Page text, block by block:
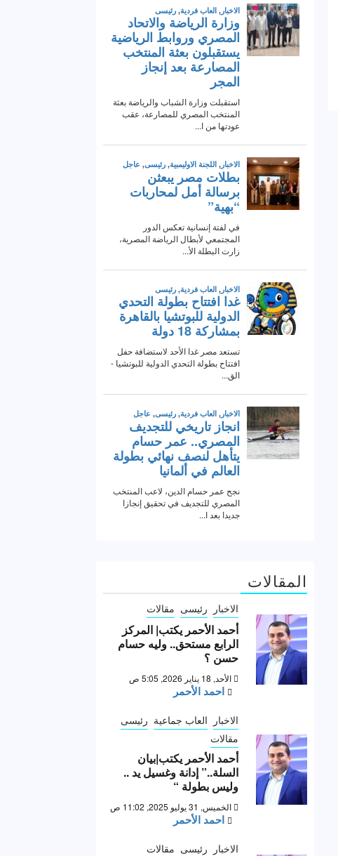
المقالات
الاخبار رئيسى مقالات
أحمد الأحمر يكتب| المركز
الرابع مستحق.. وليه حسام
حسن ؟
الأحد, 18 يناير 2026, 5:05 ص
احمد الأحمر
الاخبار العاب جماعية رئيسى
مقالات
أحمد الأحمر يكتب|بيان
السلة..” إدانة وغسيل يد ..
وليس بطولة “
الخميس, 31 يوليو 2025, 11:02 ص
احمد الأحمر
الاخبار رئيسى مقالات